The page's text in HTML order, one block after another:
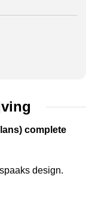
complete
design.